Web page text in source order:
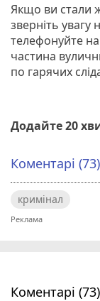
Якщо ви стали
зверніть увагу
телефонуйте
частина
по гарячих
Додайте 20
Коментарі (73)
кримінал
Коментарі (73)